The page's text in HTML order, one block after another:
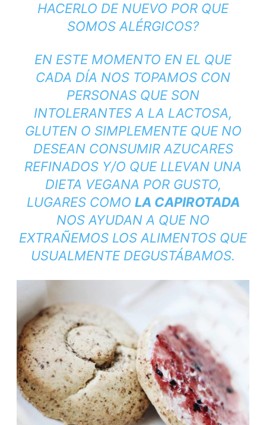
HACERLO DE NUEVO POR QUE
SOMOS ALÉRGICOS?
EN ESTE MOMENTO EN EL QUE
CADA DÍA NOS TOPAMOS CON
PERSONAS QUE SON
INTOLERANTES A LA LACTOSA,
GLUTEN O SIMPLEMENTE QUE NO
DESEAN CONSUMIR AZUCARES
REFINADOS Y/O QUE LLEVAN UNA
DIETA VEGANA POR GUSTO,
LUGARES COMO LA CAPIROTADA
NOS AYUDAN A QUE NO
EXTRAÑEMOS LOS ALIMENTOS QUE
USUALMENTE DEGUSTÁBAMOS.